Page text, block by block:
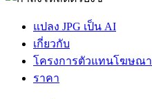
แปลง JPG เป็น AI
เกี่ยวกับ
โครงการตัวแทนโฆษณา
ราคา